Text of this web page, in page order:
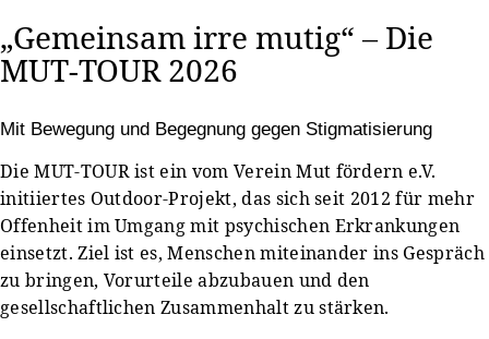
„Gemeinsam irre mutig“ – Die
MUT-TOUR 2026
Mit Bewegung und Begegnung gegen Stigmatisierung
Die MUT-TOUR ist ein vom Verein Mut fördern e.V.
initiiertes Outdoor-Projekt, das sich seit 2012 für mehr
Offenheit im Umgang mit psychischen Erkrankungen
einsetzt. Ziel ist es, Menschen miteinander ins Gespräch
zu bringen, Vorurteile abzubauen und den
gesellschaftlichen Zusammenhalt zu stärken.